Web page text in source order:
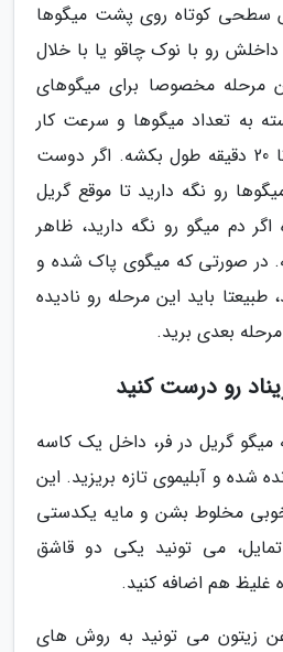
سطحی کوتاه روی پشت میگوها
رو با نوک چاقو یا با خلال
مرحله مخصوصا برای میگوهای
به تعداد میگوها و سرعت کار
شما می تونه حدود 10 تا 20 دقیقه طول بکشه. اگر دوست
رو نگه دارید تا موقع گریل
اگر دم میگو رو نگه دارید، ظاهر
در صورتی که میگوی پاک شده و
باید این مرحله رو نادیده
بعدی برید.
رو درست کنید
میگو گریل در فر، داخل یک کاسه
شده و آبلیموی تازه بریزید. این
خوبی مخلوط بشن و مایه یکدستی
می تونید یکی دو قاشق
غلیظ هم اضافه کنید.
زیتون می تونید به روش های